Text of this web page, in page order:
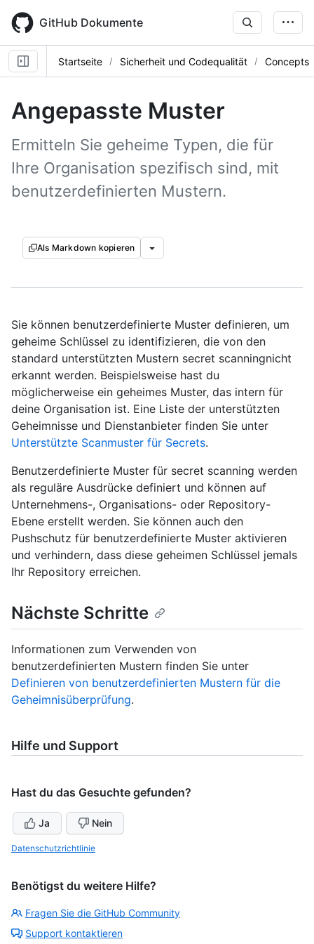
main
content
GitHub Dokumente
Startseite Sicherheit und Codequalität Concepts
Angepasste Muster
Ermitteln Sie geheime Typen, die für
Ihre Organisation spezifisch sind, mit
benutzerdefinierten Mustern.
Als Markdown kopieren
Sie können benutzerdefinierte Muster definieren, um
geheime Schlüssel zu identifizieren, die von den
standard unterstützten Mustern secret scanningnicht
erkannt werden. Beispielsweise hast du
möglicherweise ein geheimes Muster, das intern für
deine Organisation ist. Eine Liste der unterstützten
Geheimnisse und Dienstanbieter finden Sie unter
Unterstützte Scanmuster für Secrets.
Benutzerdefinierte Muster für secret scanning werden
als reguläre Ausdrücke definiert und können auf
Unternehmens-, Organisations- oder Repository-
Ebene erstellt werden. Sie können auch den
Pushschutz für benutzerdefinierte Muster aktivieren
und verhindern, dass diese geheimen Schlüssel jemals
Ihr Repository erreichen.
Nächste Schritte
Informationen zum Verwenden von
benutzerdefinierten Mustern finden Sie unter
Definieren von benutzerdefinierten Mustern für die
Geheimnisüberprüfung.
Hilfe und Support
Hast du das Gesuchte gefunden?
Ja Nein
Datenschutzrichtlinie
Benötigst du weitere Hilfe?
Fragen Sie die GitHub Community
Support kontaktieren